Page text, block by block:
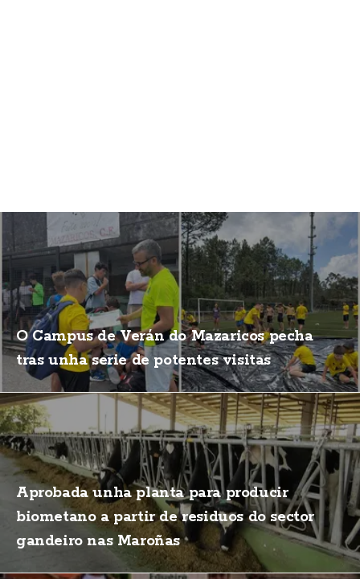
O Campus de Verán do Mazaricos pecha
tras unha serie de potentes visitas
Aprobada unha planta para producir
biometano a partir de residuos do sector
gandeiro nas Maroñas